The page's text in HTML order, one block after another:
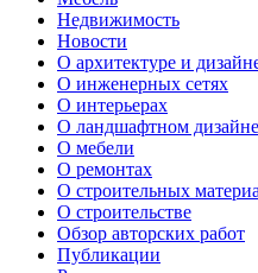
Недвижимость
Новости
О архитектуре и
О инженерных сетях
О интерьерах
О ландшафтном дизайне
О мебели
О ремонтах
О строительных
О строительстве
Обзор авторских работ
Публикации